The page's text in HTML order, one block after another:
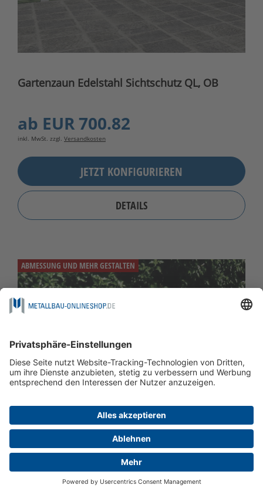
Gartenzaun Edelstahl Sichtschutz QL, OB
ab EUR 700.82
inkl. MwSt. zzgl. Versandkosten
JETZT KONFIGURIEREN
DETAILS
ABMESSUNG UND MEHR GESTALTEN